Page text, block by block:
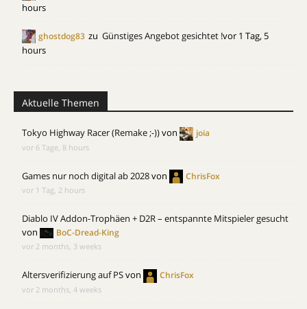
hours
ghostdog83 zu Günstiges Angebot gesichtet !vor 1 Tag, 5
hours
Aktuelle Themen
Tokyo Highway Racer (Remake ;-))von joia
vor 6 Tage, 8 hours
Games nur noch digital ab 2028von ChrisFox
vor 1 Tag, 2 hours
Diablo IV Addon-Trophäen + D2R – entspannte Mitspieler gesucht
von
BoC-Dread-King
vor 2 months, 3 weeks
Altersverifizierung auf PSvon ChrisFox
vor 2 months, 4 weeks